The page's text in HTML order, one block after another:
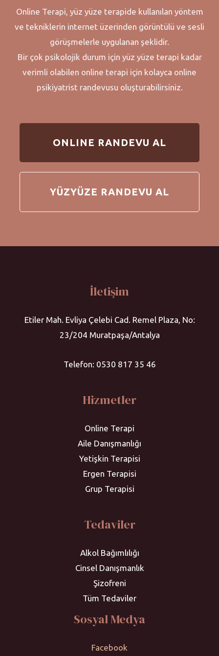
Online Terapi, yüz yüze terapide kullanılan yöntem
ve tekniklerin internet üzerinden görüntülü ve sesli
görüşmelerle uygulanan şeklidir.
Bir çok psikolojik durum için yüz yüze terapi kadar
verimli olabilen online terapi için kolayca online
psikiyatrist randevusu oluşturabilirsiniz.
ONLINE RANDEVU AL
YÜZYÜZE RANDEVU AL
İletişim
Etiler Mah. Evliya Çelebi Cad. Remel Plaza, No:
23/204 Muratpaşa/Antalya
Telefon: 0530 817 35 46
Hizmetler
Online Terapi
Aile Danışmanlığı
Yetişkin Terapisi
Ergen Terapisi
Grup Terapisi
Tedaviler
Alkol Bağımlılığı
Cinsel Danışmanlık
Şizofreni
Tüm Tedaviler
Sosyal Medya
Facebook